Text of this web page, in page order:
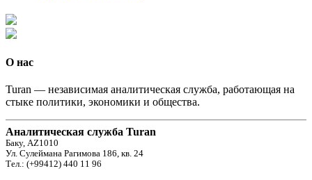
О нас
Turan — независимая аналитическая служба, работающая на
стыке политики, экономики и общества.
Аналитическая служба Turan
Баку, AZ1010
Ул. Сулеймана Рагимова 186, кв. 24
Тел.: (+99412) 440 11 96